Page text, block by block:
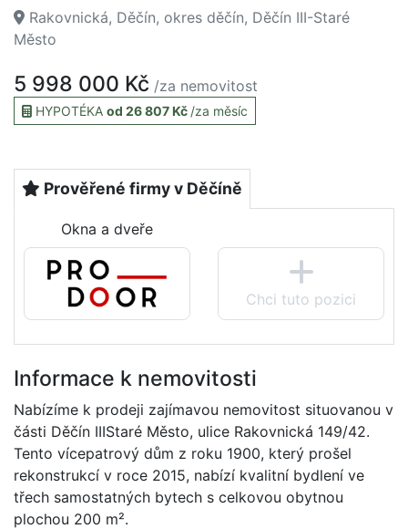
Rakovnická, Děčín, okres děčín, Děčín III-Staré
Město
5 998 000 Kč /za nemovitost
HYPOTÉKA od 26 807 Kč /za měsíc
Prověřené firmy v Děčíně
Okna a dveře
Chci tuto pozici
Informace k nemovitosti
Nabízíme k prodeji zajímavou nemovitost situovanou v
části Děčín IIIStaré Město, ulice Rakovnická 149/42.
Tento vícepatrový dům z roku 1900, který prošel
rekonstrukcí v roce 2015, nabízí kvalitní bydlení ve
třech samostatných bytech s celkovou obytnou
plochou 200 m².